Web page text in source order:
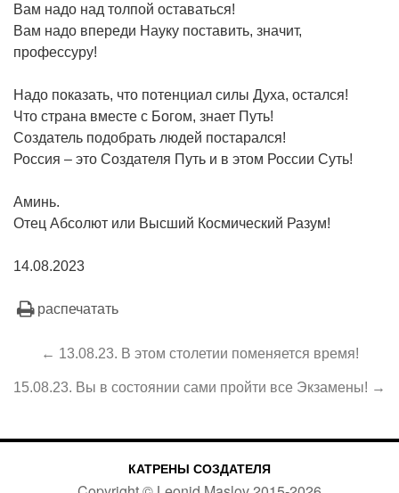
Вам надо над толпой оставаться!
Вам надо впереди Науку поставить, значит,
профессуру!
Надо показать, что потенциал силы Духа, остался!
Что страна вместе с Богом, знает Путь!
Создатель подобрать людей постарался!
Россия – это Создателя Путь и в этом России Суть!
Аминь.
Отец Абсолют или Высший Космический Разум!
14.08.2023
распечатать
← 13.08.23. В этом столетии поменяется время!
15.08.23. Вы в состоянии сами пройти все Экзамены! →
КАТРЕНЫ СОЗДАТЕЛЯ